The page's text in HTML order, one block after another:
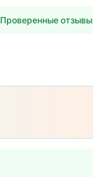
Проверенные отзывы